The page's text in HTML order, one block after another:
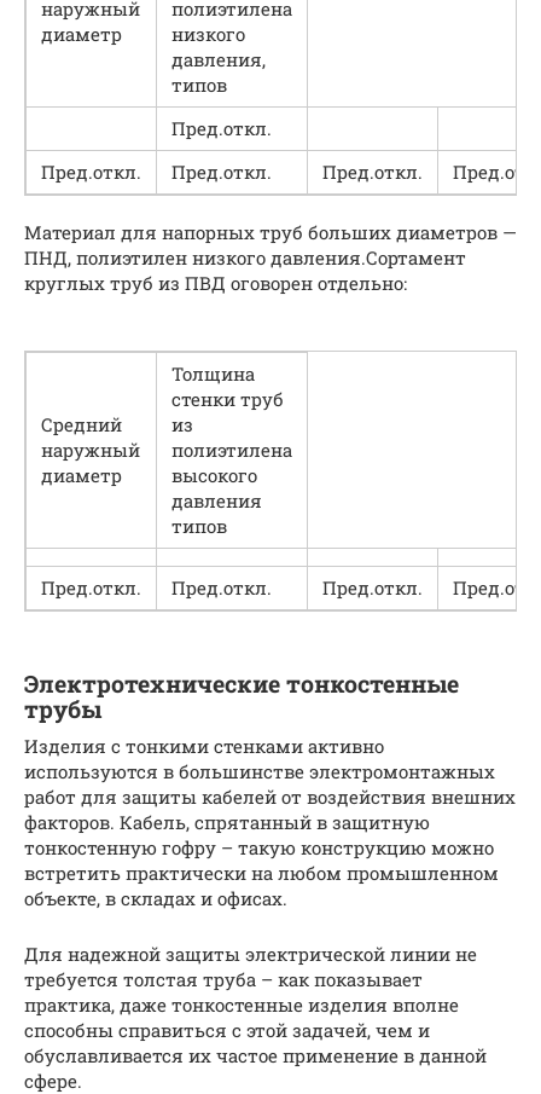
наружный
диаметр
полиэтилена
низкого
давления,
типов
Пред.откл.
Пред.откл.
Пред.откл. Пред.откл.
Материал для напорных труб больших диаметров —
ПНД, полиэтилен низкого давления.Сортамент
круглых труб из ПВД оговорен отдельно:
Средний
наружный
диаметр
Толщина
стенки труб
из
полиэтилена
высокого
давления
типов
Пред.откл. Пред.откл. Пред.откл.
Электротехнические тонкостенные
трубы
Изделия с тонкими стенками активно
используются в большинстве электромонтажных
работ для защиты кабелей от воздействия внешних
факторов. Кабель, спрятанный в защитную
тонкостенную гофру – такую конструкцию можно
встретить практически на любом промышленном
объекте, в складах и офисах.
Для надежной защиты электрической линии не
требуется толстая труба – как показывает
практика, даже тонкостенные изделия вполне
способны справиться с этой задачей, чем и
обуславливается их частое применение в данной
сфере.